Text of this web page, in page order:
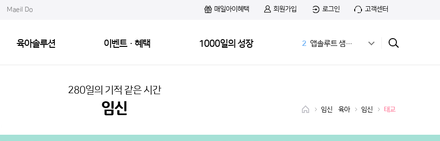
Maeil Do 매일아이혜택 회원가입 로그인 고객센터
육아솔루션 이벤트·혜택 1000일의 성장
2
앱솔루트 샘플신청
8
치즈
10
36개월 아기 발달
280일의 기적 같은 시간
임신•육아 임신 태교